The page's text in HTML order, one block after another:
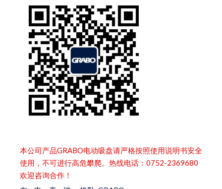
本公司产品GRABO电动吸盘请严格按照使用说明书安全
使用，不可进行高危攀爬。热线电话：0752-2369680
欢迎咨询合作！